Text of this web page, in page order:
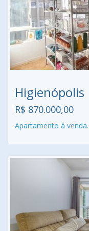
Higienópolis
R$ 870.000,00
Apartamento à